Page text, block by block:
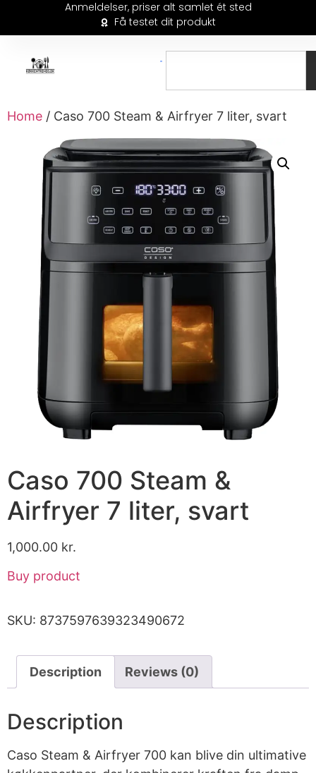
Anmeldelser, priser alt samlet ét sted
Få testet dit produkt
Home / Caso 700 Steam & Airfryer 7 liter, svart
Caso 700 Steam &
Airfryer 7 liter, svart
1,000.00 kr.
Buy product
SKU: 8737597639323490672
Description Reviews (0)
Description
Caso Steam & Airfryer 700 kan blive din ultimative